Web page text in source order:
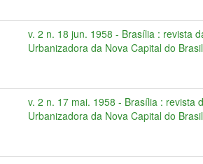
v. 2 n. 18 jun. 1958 - Brasília : revista
Urbanizadora da Nova Capital do
v. 2 n. 17 mai. 1958 - Brasília : revista
Urbanizadora da Nova Capital do